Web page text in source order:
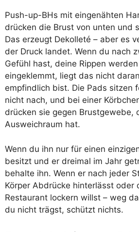
Push-up-BHs mit eingenähten
drücken die Brust von unten und
Das erzeugt Dekolleté – aber es
der Druck landet. Wenn du nach
Gefühl hast, deine Rippen
eingeklemmt, liegt das nicht
empfindlich bist. Die Pads sitzen
nicht nach, und bei einer
drücken sie gegen Brustgewebe,
Ausweichraum hat.
Wenn du ihn nur für einen
besitzt und er dreimal im Jahr
behalte ihn. Wenn er nach jeder
Körper Abdrücke hinterlässt oder
Restaurant lockern willst – weg
du nicht trägst, schützt nichts.